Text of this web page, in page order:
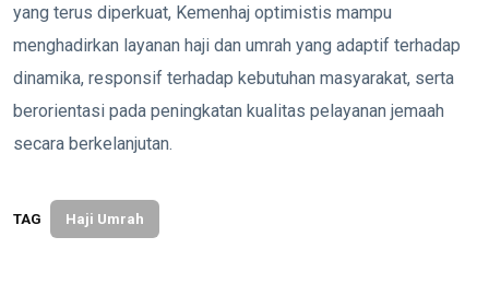
yang terus diperkuat, Kemenhaj optimistis mampu
menghadirkan layanan haji dan umrah yang adaptif terhadap
dinamika, responsif terhadap kebutuhan masyarakat, serta
berorientasi pada peningkatan kualitas pelayanan jemaah
secara berkelanjutan.
TAG Haji Umrah